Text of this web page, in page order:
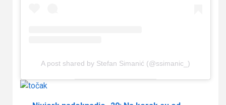
A post shared by Stefan Simanić (@ssimanic_)